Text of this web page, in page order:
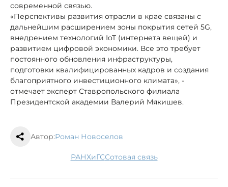
современной связью.
«Перспективы развития отрасли в крае связаны с
дальнейшим расширением зоны покрытия сетей 5G,
внедрением технологий IoT (интернета вещей) и
развитием цифровой экономики. Все это требует
постоянного обновления инфраструктуры,
подготовки квалифицированных кадров и создания
благоприятного инвестиционного климата», -
отмечает эксперт Ставропольского филиала
Президентской академии Валерий Мякишев.
Автор:Роман Новоселов
РАНХиГС сотовая связь